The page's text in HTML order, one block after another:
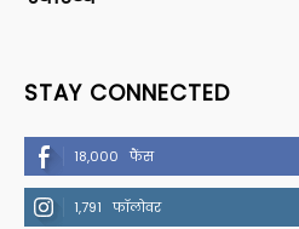
STAY CONNECTED
18,000 फैंस
1,791 फॉलोवर